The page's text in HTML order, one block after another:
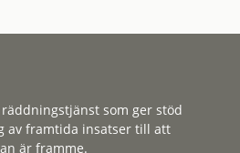
som ger stöd
av framtida insatser till att
är framme.